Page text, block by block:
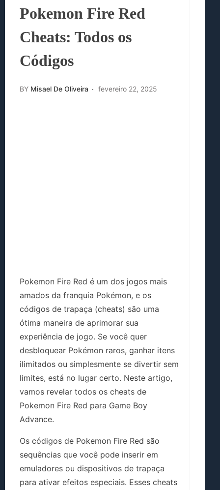
Pokemon Fire Red
Cheats: Todos os
Códigos
BY Misael De Oliveira fevereiro 22, 2025
Pokemon Fire Red é um dos jogos mais
amados da franquia Pokémon, e os
códigos de trapaça (cheats) são uma
ótima maneira de aprimorar sua
experiência de jogo. Se você quer
desbloquear Pokémon raros, ganhar itens
ilimitados ou simplesmente se divertir sem
limites, está no lugar certo. Neste artigo,
vamos revelar todos os cheats de
Pokemon Fire Red para Game Boy
Advance.
Os códigos de Pokemon Fire Red são
sequências que você pode inserir em
emuladores ou dispositivos de trapaça
para ativar efeitos especiais. Esses cheats